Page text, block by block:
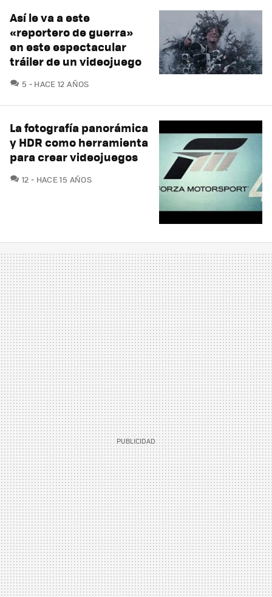
Así le va a este
«reportero de guerra»
en este espectacular
tráiler de un videojuego
5 COMENTARIOS
HACE 12 AÑOS
La fotografía panorámica
y HDR como herramienta
para crear videojuegos
12 COMENTARIOS
HACE 15 AÑOS